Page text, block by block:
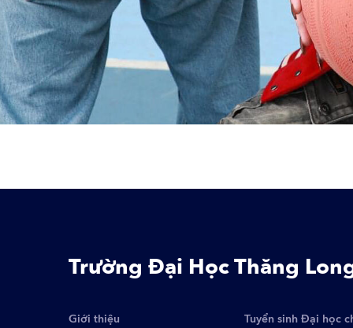
Trường Đại Học Thăng
Giới thiệu
Tuyển sinh Đại học